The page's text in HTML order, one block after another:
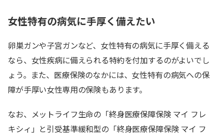
女性特有の病気に手厚く備えたい
卵巣ガンや子宮ガンなど、女性特有の病気に手厚く備える
なら、女性疾病に備えられる特約を付加するのがよいでし
ょう。また、医療保険のなかには、女性特有の病気への保
障が手厚い女性専用の保険もあります。
なお、メットライフ生命の「終身医療保障保険 マイ フレ
キシィ」と引受基準緩和型の「終身医療保障保険 マイ フ